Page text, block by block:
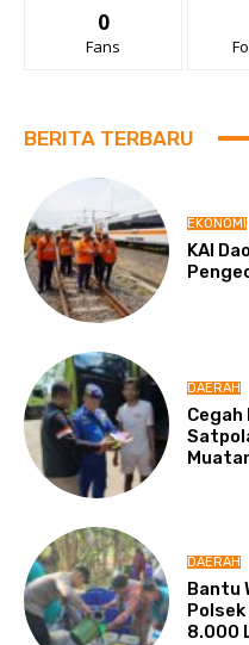
0
Fans
BERITA TERBARU
EKONOMI
KAI
DAERAH
Cegah
DAERAH
Bantu
8.000